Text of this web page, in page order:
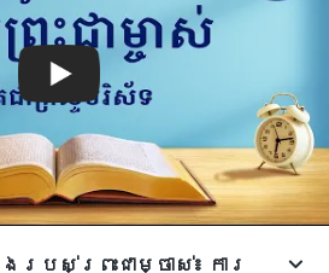
របស់ព្រះជាម្ចាស់៖ ការ